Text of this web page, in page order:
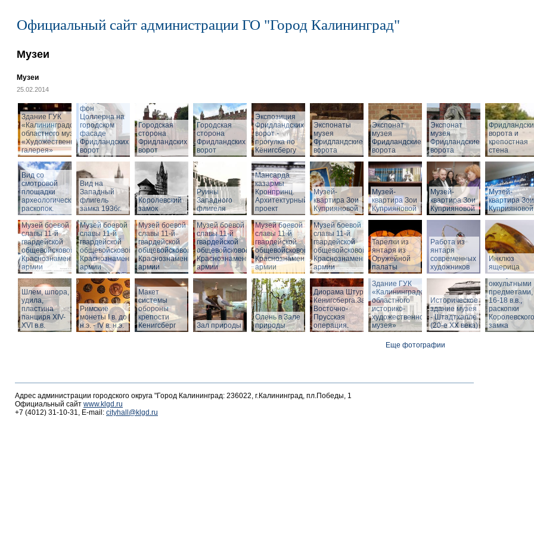
Официальный сайт администрации ГО "Город Калининград"
Музеи
Музеи
25.02.2014
Здание ГУК
«Калининградского
областного музея
«Художественная
галерея»
фон
Цоллерна на
городском
фасаде
Фридландских
ворот
Городская
сторона
Фридландских
ворот
Городская
сторона
Фридландских
ворот
Экспозиция
Фридландских
ворот -
прогулка по
Кёнигсбергу
Экспонаты
музея
Фридландские
ворота
Экспонат
музея
Фридландские
ворота
Экспонат
музея
Фридландские
ворота
ворота и
крепостная
стена
Вид со
смотровой
площадки
археологических
раскопок.
Вид на
Западный
флигель
замка 1936г.
Королевский
замок
Руины
Западного
флигеля
Мансарда
казармы
Кронпринц.
Архитектурный
проект
Музей-
квартира Зои
Куприяновой
Музей-
квартира Зои
Куприяновой
Музей-
квартира Зои
Куприяновой
Музей-
квартира Зои
Куприяновой
Музей боевой
славы 11-й
гвардейской
общевойсковой
Краснознаменной
армии
Музей боевой
славы 11-й
гвардейской
общевойсковой
Краснознаменной
армии
Музей боевой
славы 11-й
гвардейской
общевойсковой
Краснознаменной
армии
Музей боевой
славы 11-й
гвардейской
общевойсковой
Краснознаменной
армии
Музей боевой
славы 11-й
гвардейской
общевойсковой
Краснознаменной
армии
Музей боевой
славы 11-й
гвардейской
общевойсковой
Краснознаменной
армии
Тарелки из
янтаря из
Оружейной
палаты
Работа из
янтаря
современных
художников
Инклюз
ящерица
Шлем, шпора,
удила,
пластина
панциря XIV-
XVI в.в.
Римские
монеты I в. до
н.э. - IV в. н.э.
Макет
системы
обороны
крепости
Кенигсберг
Зал природы
Олень в Зале
природы
Диорама Штурм
Кенигсберга.Зал
Восточно-
Прусская
операция.
Здание ГУК
«Калининградского
областного
историко-
художественного
музея»
Историческое
здание музея
- Штадтхалле
(20-е XX века)
Шкатулка с
оккультными
предметами,
16-18 в.в.,
раскопки
Королевского
замка
Еще фотографии
Адрес администрации городского округа "Город Калининград: 236022, г.Калининград, пл.Победы, 1
Официальный сайт www.klgd.ru
+7 (4012) 31-10-31, E-mail: cityhall@klgd.ru